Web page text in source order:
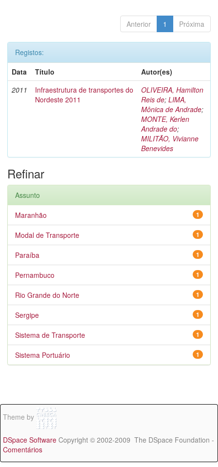
Anterior 1 Próxima
Registos:
Data
Título
Autor(es)
2011
Infraestrutura de transportes do
Nordeste 2011
OLIVEIRA, Hamilton
Reis de; LIMA,
Mônica de Andrade;
MONTE, Kerlen
Andrade do;
MILITÃO, Vivianne
Benevides
Refinar
Assunto
1
Maranhão
1
Modal de Transporte
1
Paraíba
1
Pernambuco
1
Rio Grande do Norte
1
Sergipe
1
Sistema de Transporte
1
Sistema Portuário
Theme by
DSpace Software Copyright © 2002-2009 The DSpace Foundation -
Comentários